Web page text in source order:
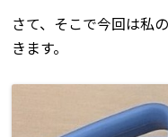
さて、そこで今回は私
きます。